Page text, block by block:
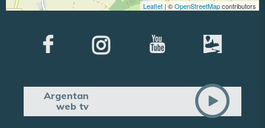
Leaflet | ©OpenStreetMapcontributors
Argentan
web tv